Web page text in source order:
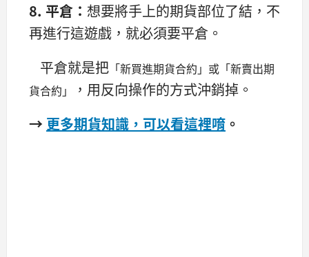
8. 平倉： 想要將手上的期貨部位了結，不
再進行這遊戲，就必須要平倉。
平倉就是把 「新買進期貨合約」或「新賣出期
貨合約」
，用反向操作的方式沖銷掉。
→ 更多期貨知識，可以看這裡唷 。